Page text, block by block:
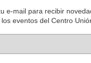
e-mail para recibir
eventos del Centro